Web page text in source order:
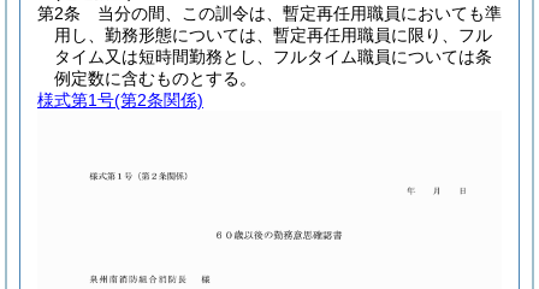
第2条
当分の間、この訓令は、暫定再任用職員においても準
用し、勤務形態については、暫定再任用職員に限り、フル
タイム又は短時間勤務とし、フルタイム職員については条
例定数に含むものとする。
様式第1号(第2条関係)